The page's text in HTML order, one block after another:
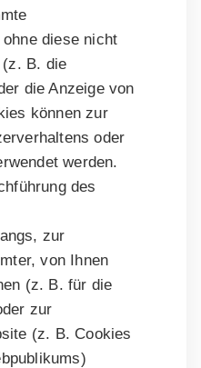
diese nicht
(z. B. die
die Anzeige von
können zur
oder
werden.
des
zur
von Ihnen
(z. B. für die
zur
(z. B. Cookies